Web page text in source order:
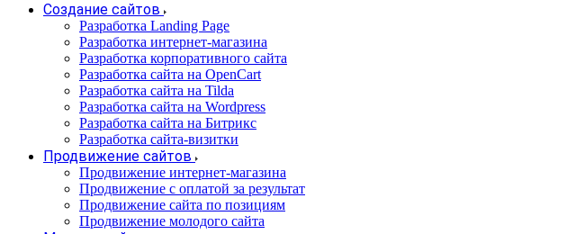
Создание сайтов
Разработка Landing Page
Разработка интернет-магазина
Разработка корпоративного сайта
Разработка сайта на OpenCart
Разработка сайта на Tilda
Разработка сайта на Wordpress
Разработка сайта на Битрикс
Разработка сайта-визитки
Продвижение сайтов
Продвижение интернет-магазина
Продвижение с оплатой за результат
Продвижение сайта по позициям
Продвижение молодого сайта